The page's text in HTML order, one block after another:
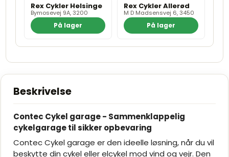
Rex Cykler Helsinge
Bymosevej 9A, 3200
På lager
Rex Cykler Allerød
M D Madsensvej 6, 3450
På lager
Beskrivelse
Contec Cykel garage - Sammenklappelig
cykelgarage til sikker opbevaring
Contec Cykel garage er den ideelle løsning, når du vil
beskytte din cykel eller elcykel mod vind og vejr. Den